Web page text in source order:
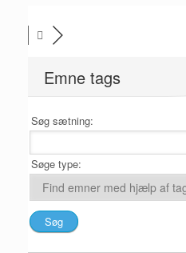
Emne tags
Søg sætning:
Søge type: